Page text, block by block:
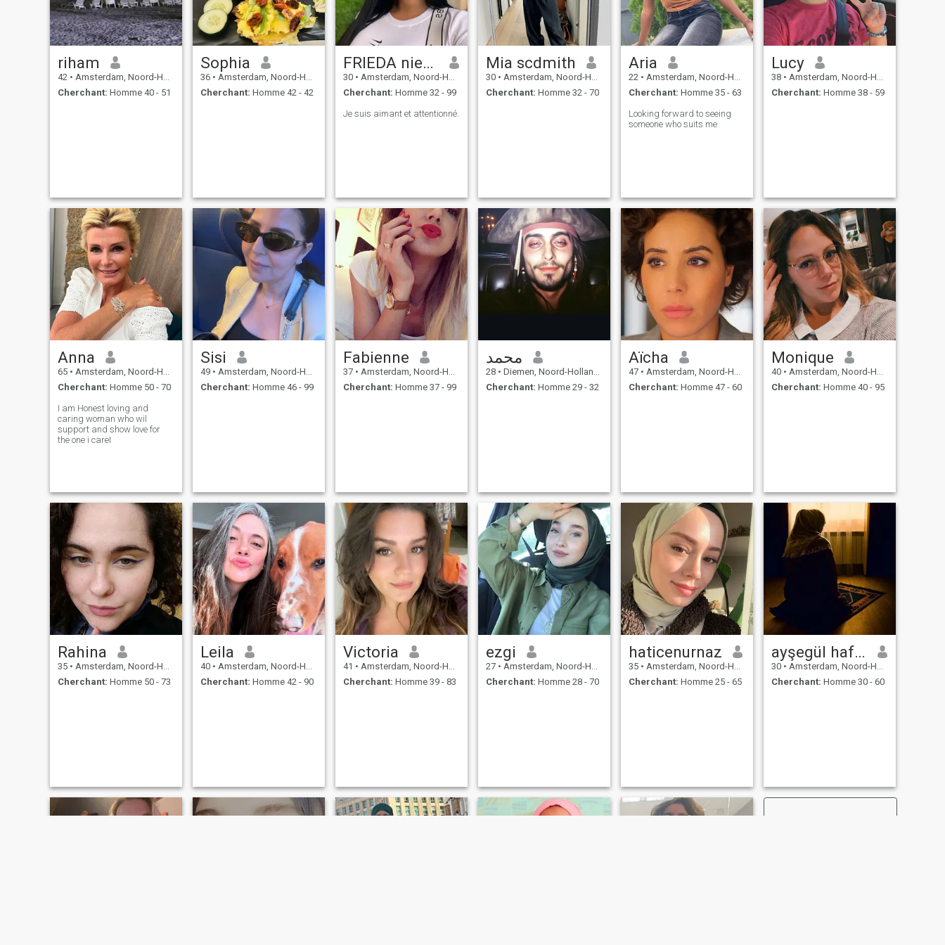
riham
42 • Amsterdam, Noord-Holland, Hollande
Cherchant: Homme 40 - 51
Sophia
36 • Amsterdam, Noord-Holland, Hollande
Cherchant: Homme 42 - 42
FRIEDA nieborak
30 • Amsterdam, Noord-Holland, Hollande
Cherchant: Homme 32 - 99
Je suis aimant et attentionné.
Mia scdmith
30 • Amsterdam, Noord-Holland, Hollande
Cherchant: Homme 32 - 70
Aria
22 • Amsterdam, Noord-Holland, Hollande
Cherchant: Homme 35 - 63
Looking forward to seeing
someone who suits me
Lucy
38 • Amsterdam, Noord-Holland, Hollande
Cherchant: Homme 38 - 59
Anna
65 • Amsterdam, Noord-Holland, Hollande
Cherchant: Homme 50 - 70
I am Honest loving and
caring woman who wil
support and show love for
the one i careI
Sisi
49 • Amsterdam, Noord-Holland, Hollande
Cherchant: Homme 46 - 99
Fabienne
37 • Amsterdam, Noord-Holland, Hollande
Cherchant: Homme 37 - 99
محمد
28 • Diemen, Noord-Holland, Hollande
Cherchant: Homme 29 - 32
Aïcha
47 • Amsterdam, Noord-Holland, Hollande
Cherchant: Homme 47 - 60
Monique
40 • Amsterdam, Noord-Holland, Hollande
Cherchant: Homme 40 - 95
Rahina
35 • Amsterdam, Noord-Holland, Hollande
Cherchant: Homme 50 - 73
Leila
40 • Amsterdam, Noord-Holland, Hollande
Cherchant: Homme 42 - 90
Victoria
41 • Amsterdam, Noord-Holland, Hollande
Cherchant: Homme 39 - 83
ezgi
27 • Amsterdam, Noord-Holland, Hollande
Cherchant: Homme 28 - 70
haticenurnaz
35 • Amsterdam, Noord-Holland, Hollande
Cherchant: Homme 25 - 65
ayşegül hafza
30 • Amsterdam, Noord-Holland, Hollande
Cherchant: Homme 30 - 60